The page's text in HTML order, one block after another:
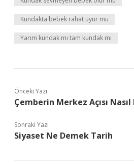
Kundakta bebek rahat uyur mu
Yarım kundak mı tam kundak mı
Önceki Yazı
Çemberin Merkez Açısı
Sonraki Yazı
Siyaset Ne Demek Tarih